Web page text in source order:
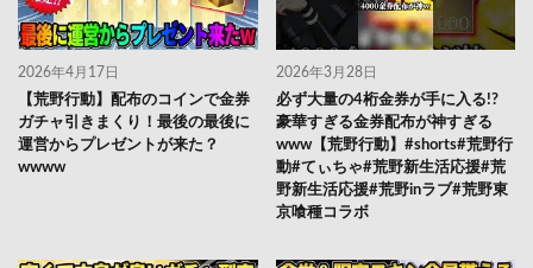
2026年4月17日
【荒野行動】配布のコインで金券
ガチャ引きまくり！最後の最後に
運営からプレゼントが来た？
wwww
2026年3月28日
必ず大量の4桁金券が手に入る!?
豪華すぎる金券配布が神すぎる
www【荒野行動】#shorts#荒野行
動#てぃちゃ#荒野新生活応援#荒
野新生活応援#荒野inラブ#荒野東
京喰種コラボ